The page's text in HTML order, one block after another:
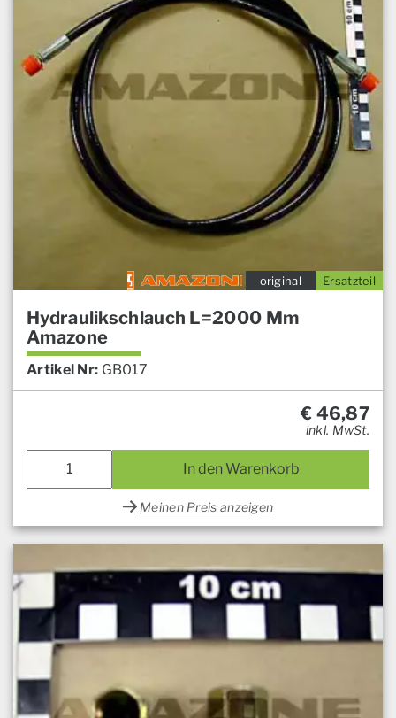
Ersatzteil
original
Hydraulikschlauch L=2000 Mm
Amazone
Artikel Nr: GB017
€ 46,87
inkl. MwSt.
In den Warenkorb
Meinen Preis anzeigen